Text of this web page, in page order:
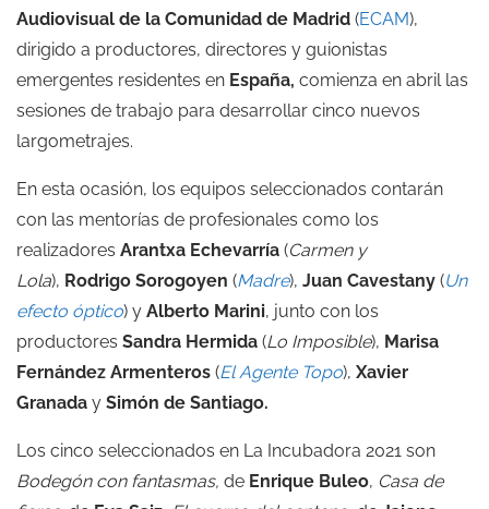
Audiovisual de la Comunidad de Madrid (ECAM),
dirigido a productores, directores y guionistas
emergentes residentes en España, comienza en abril las
sesiones de trabajo para desarrollar cinco nuevos
largometrajes.
En esta ocasión, los equipos seleccionados contarán
con las mentorías de profesionales como los
realizadores Arantxa Echevarría (Carmen y
Lola), Rodrigo Sorogoyen (Madre), Juan Cavestany (Un
efecto óptico) y Alberto Marini, junto con los
productores Sandra Hermida (Lo Imposible), Marisa
Fernández Armenteros (El Agente Topo), Xavier
Granada y Simón de Santiago.
Los cinco seleccionados en La Incubadora 2021 son
Bodegón con fantasmas, de Enrique Buleo, Casa de